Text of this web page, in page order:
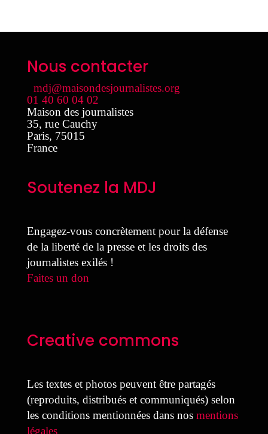
Nous contacter
mdj@maisondesjournalistes.org
01 40 60 04 02
Maison des journalistes
35, rue Cauchy
Paris, 75015
France
Soutenez la MDJ
Engagez-vous concrètement pour la défense
de la liberté de la presse et les droits des
journalistes exilés !
Faites un don
Creative commons
Les textes et photos peuvent être partagés
(reproduits, distribués et communiqués) selon
les conditions mentionnées dans nos mentions
légales